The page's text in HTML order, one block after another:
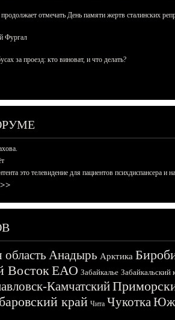
отмечать День памяти жертв сталинских
Фургал
за проезд: кто виноват, и что делать?
это телевидение для пациентов психдиспансера и
Анадырь Арктика
ВостокЕАО Забайкалье Забайкальский
Камчатский
край Чита Чукотка